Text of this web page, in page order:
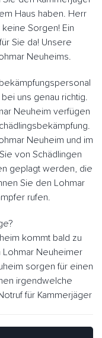
Haus haben. Herr
Sorgen! Ein
Sie da! Unsere
Neuheims.
uns genau richtig.
Neuheim verfügen
Neuheim und im
von Schädlingen
geplagt werden, die
Sie den Lohmar
rufen.
kommt bald zu
Lohmar Neuheimer
sorgen für einen
irgendwelche
für Kammerjäger